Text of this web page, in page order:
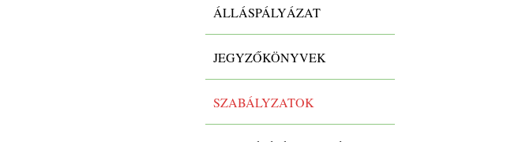
ÁLLÁSPÁLYÁZAT
JEGYZŐKÖNYVEK
SZABÁLYZATOK